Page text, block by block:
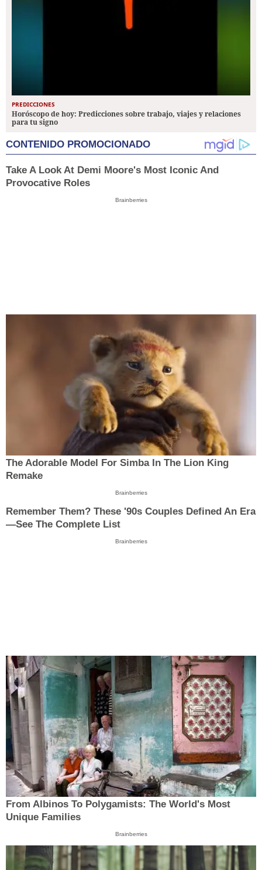
PREDICCIONES
Horóscopo de hoy: Predicciones sobre trabajo, viajes y relaciones
para tu signo
CONTENIDO PROMOCIONADO
Take A Look At Demi Moore's Most Iconic And
Provocative Roles
Brainberries
The Adorable Model For Simba In The Lion King
Remake
Brainberries
Remember Them? These '90s Couples Defined An Era
—See The Complete List
Brainberries
From Albinos To Polygamists: The World's Most
Unique Families
Brainberries